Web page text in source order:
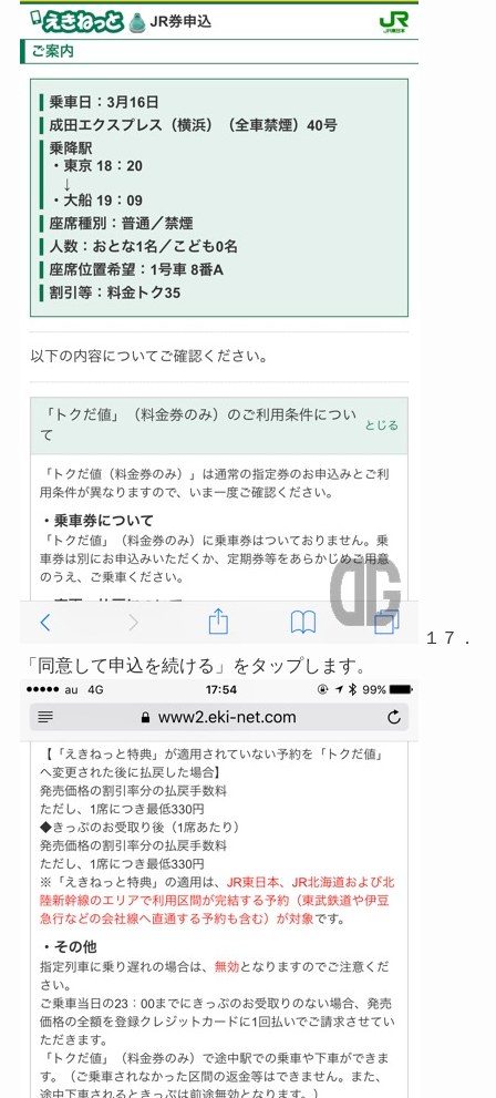
１７．
「同意して申込を続ける」をタップします。